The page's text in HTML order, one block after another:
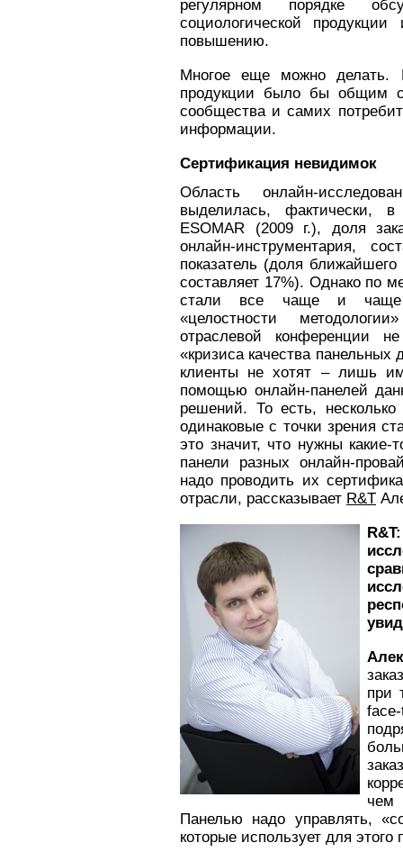
регулярном порядке
социологической
повышению.
Многое еще можно делать.
продукции было бы общим
сообщества и самих
информации.
Сертификация невидимок
Область онлайн-
выделилась, фактически,
ESOMAR (2009 г.), доля
онлайн-инструментария,
показатель (доля
составляет 17%). Однако по
стали все чаще и чаще
«целостности
отраслевой конференции
«кризиса качества панельных
клиенты не хотят – лишь
помощью онлайн-панелей
решений. То есть,
одинаковые с точки зрения
это значит, что нужны
панели разных онлайн-
надо проводить их
отрасли, рассказывает R&T
R&
при
чем
Панелью надо управлять,
которые использует для